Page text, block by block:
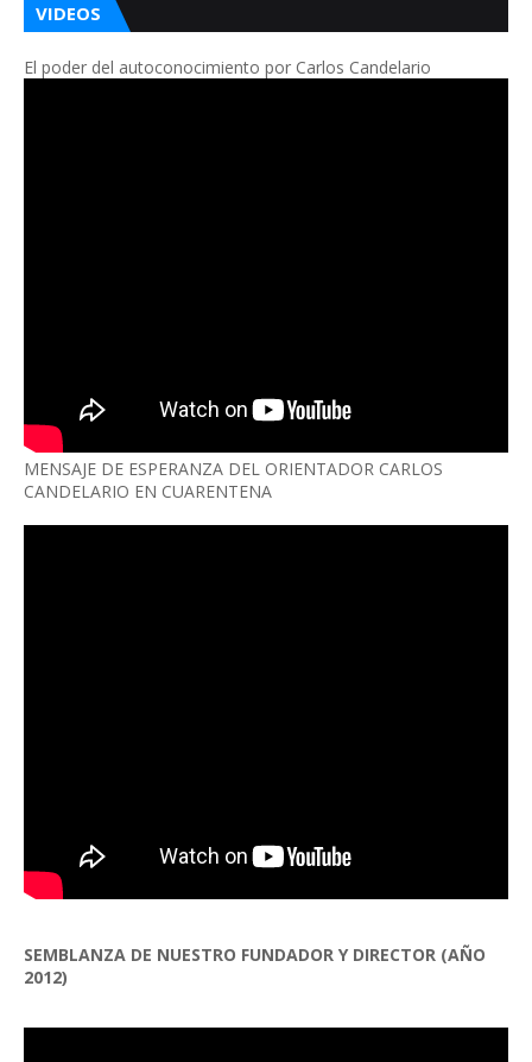
VIDEOS
El poder del autoconocimiento por Carlos Candelario
MENSAJE DE ESPERANZA DEL ORIENTADOR CARLOS
CANDELARIO EN CUARENTENA
SEMBLANZA DE NUESTRO FUNDADOR Y DIRECTOR (AÑO
2012)